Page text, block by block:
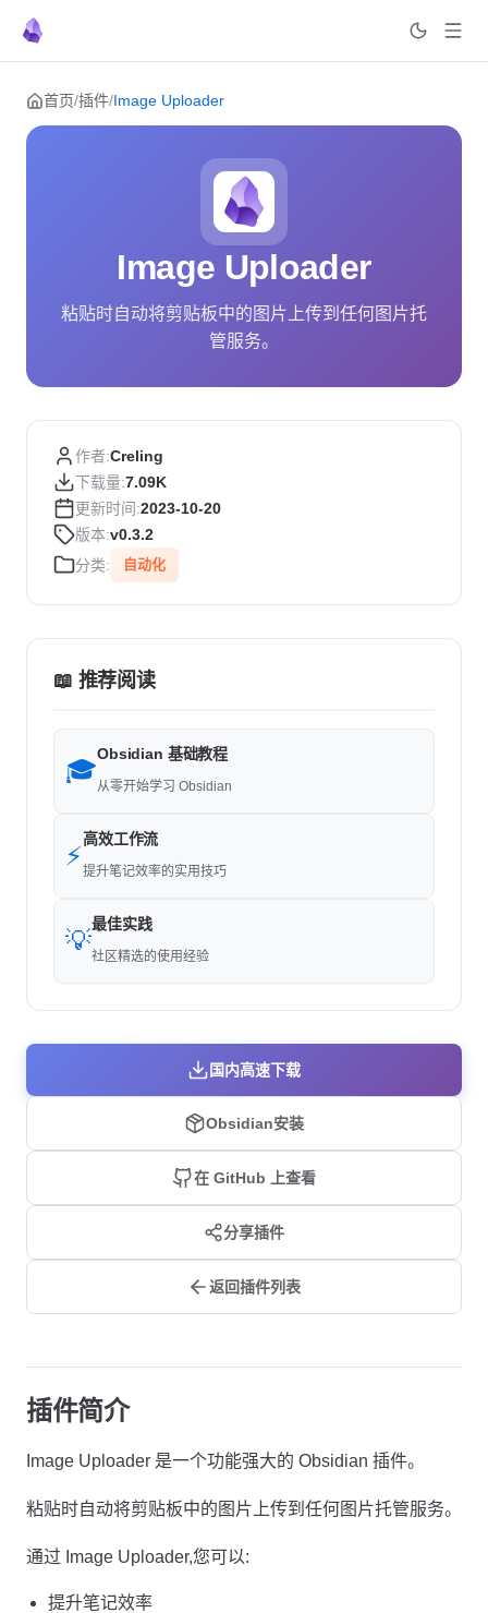
Skip to content
首页/插件/Image Uploader
Image Uploader
粘贴时自动将剪贴板中的图片上传到任何图片托
管服务。
作者:Creling
下载量:7.09K
更新时间:2023-10-20
版本:v0.3.2
分类:
自动化
📖 推荐阅读
🎓
Obsidian 基础教程
从零开始学习 Obsidian
⚡
高效工作流
提升笔记效率的实用技巧
💡
最佳实践
社区精选的使用经验
国内高速下载
Obsidian安装
在 GitHub 上查看
分享插件
返回插件列表
插件简介
Image Uploader 是一个功能强大的 Obsidian 插件。
粘贴时自动将剪贴板中的图片上传到任何图片托管服务。
通过 Image Uploader,您可以:
提升笔记效率